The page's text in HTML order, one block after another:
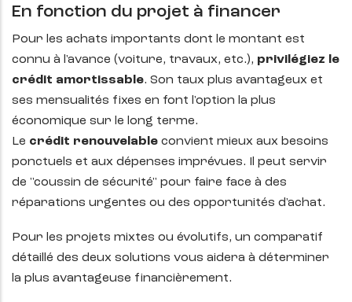
En fonction du projet à financer
Pour les achats importants dont le montant est
connu à l'avance (voiture, travaux, etc.), privilégiez le
crédit amortissable. Son taux plus avantageux et
ses mensualités fixes en font l'option la plus
économique sur le long terme.
Le crédit renouvelable convient mieux aux besoins
ponctuels et aux dépenses imprévues. Il peut servir
de "coussin de sécurité" pour faire face à des
réparations urgentes ou des opportunités d'achat.
Pour les projets mixtes ou évolutifs, un comparatif
détaillé des deux solutions vous aidera à déterminer
la plus avantageuse financièrement.